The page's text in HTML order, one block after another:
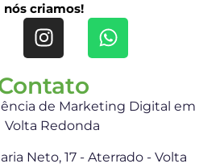
nós criamos!
de Marketing Digital em
Volta Redonda
Neto, 17 - Aterrado - Volta